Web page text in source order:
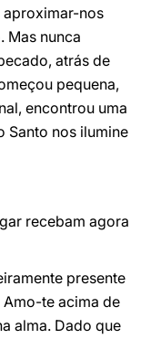
aproximar-nos
Mas nunca
atrás de
pequena,
encontrou uma
Santo nos ilumine
recebam agora
presente
Amo-te acima de
alma. Dado que